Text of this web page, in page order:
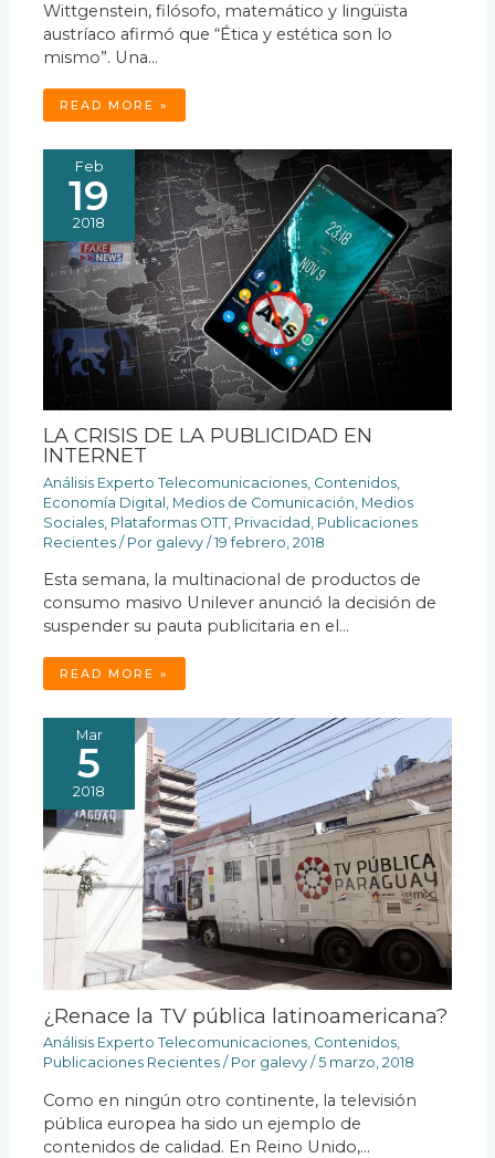
Wittgenstein, filósofo, matemático y lingüista
austríaco afirmó que “Ética y estética son lo
mismo”. Una…
READ MORE »
Feb
19
2018
LA CRISIS DE LA PUBLICIDAD EN
INTERNET
Análisis Experto Telecomunicaciones Contenidos
Economía Digital Medios de Comunicación Medios
Sociales Plataformas OTT Privacidad Publicaciones
Recientes / Por galevy/19 febrero, 2018
Esta semana, la multinacional de productos de
consumo masivo Unilever anunció la decisión de
suspender su pauta publicitaria en el…
READ MORE »
Mar
5
2018
¿Renace la TV pública latinoamericana?
Análisis Experto Telecomunicaciones, Contenidos,
Publicaciones Recientes / Por galevy/5 marzo, 2018
Como en ningún otro continente, la televisión
pública europea ha sido un ejemplo de
contenidos de calidad. En Reino Unido,…